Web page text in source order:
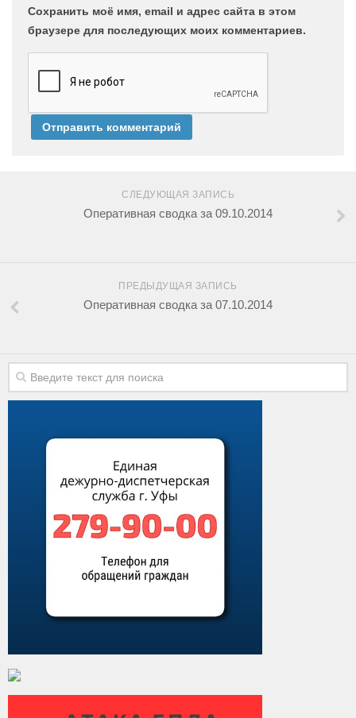
Сохранить моё имя, email и адрес сайта в этом
браузере для последующих моих комментариев.
СЛЕДУЮЩАЯ ЗАПИСЬ
Оперативная сводка за 09.10.2014
ПРЕДЫДУЩАЯ ЗАПИСЬ
Оперативная сводка за 07.10.2014